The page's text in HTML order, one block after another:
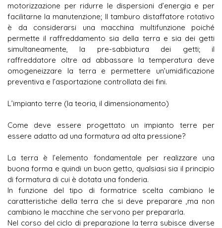
motorizzazione per ridurre le dispersioni d’energia e per
facilitarne la manutenzione; Il tamburo distaffatore rotativo
è da considerarsi una macchina multifunzione poiché
permette il raffreddamento sia della terra e sia dei getti
simultaneamente, la pre-sabbiatura dei getti; il
raffreddatore oltre ad abbassare la temperatura deve
omogeneizzare la terra e permettere un’umidificazione
preventiva e l’asportazione controllata dei fini.
L’impianto terre (la teoria, il dimensionamento)
Come deve essere progettato un impianto terre per
essere adatto ad una formatura ad alta pressione?
La terra è l’elemento fondamentale per realizzare una
buona forma e quindi un buon getto, qualsiasi sia il principio
di formatura di cui è dotata una fonderia.
In funzione del tipo di formatrice scelta cambiano le
caratteristiche della terra che si deve preparare ,ma non
cambiano le macchine che servono per prepararla.
Nel corso del ciclo di preparazione la terra subisce diverse